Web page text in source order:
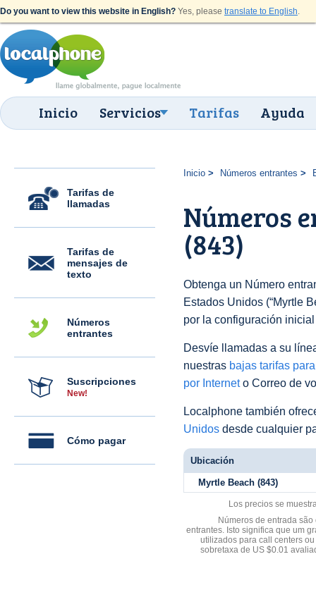
Do you want to view this website in English? Yes, please translate to English.
Inicio Servicios Tarifas Ayuda
Tarifas de
llamadas
Tarifas de
mensajes de
texto
Números
entrantes
Suscripciones
New!
Cómo pagar
Inicio Números entrantes
Números
(843)
Obtenga un Número
Estados Unidos (“Myrtle
por la configuración
Desvíe llamadas a su
nuestras bajas tarifas
por Interneto Correo de
Localphone también
Unidos desde cualquier
Ubicación
Myrtle Beach (843)
Los precios se
Números de entrada
entrantes. Isto significa que um
utilizados para call centers
sobretaxa de US $0.01